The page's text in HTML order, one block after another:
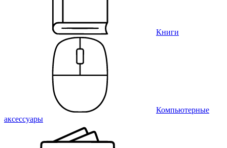
Книги
Компьютерные
аксессуары